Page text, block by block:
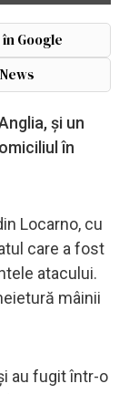
Google
și un
în
Locarno, cu
care a fost
atacului.
mâinii
au fugit într-o